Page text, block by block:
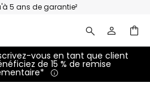
5 ans de garantie²
vous en tant que client
de 15 % de remise